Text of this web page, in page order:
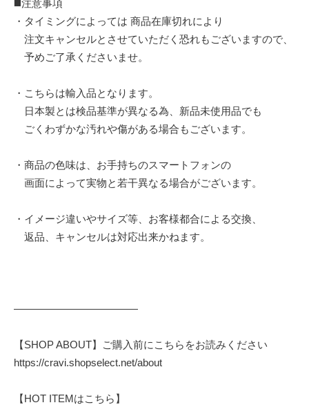
◼️注意事項
・タイミングによっては 商品在庫切れにより
注文キャンセルとさせていただく恐れもございますので、
予めご了承くださいませ。
・こちらは輸入品となります。
日本製とは検品基準が異なる為、新品未使用品でも
ごくわずかな汚れや傷がある場合もございます。
・商品の色味は、お手持ちのスマートフォンの
画面によって実物と若干異なる場合がございます。
・イメージ違いやサイズ等、お客様都合による交換、
返品、キャンセルは対応出来かねます。
————————————
【SHOP ABOUT】ご購入前にこちらをお読みください
https://cravi.shopselect.net/about
【HOT ITEMはこちら】